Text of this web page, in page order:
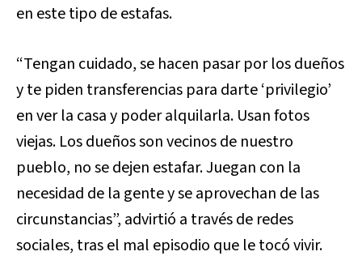
en este tipo de estafas.
“Tengan cuidado, se hacen pasar por los dueños
y te piden transferencias para darte ‘privilegio’
en ver la casa y poder alquilarla. Usan fotos
viejas. Los dueños son vecinos de nuestro
pueblo, no se dejen estafar. Juegan con la
necesidad de la gente y se aprovechan de las
circunstancias”, advirtió a través de redes
sociales, tras el mal episodio que le tocó vivir.